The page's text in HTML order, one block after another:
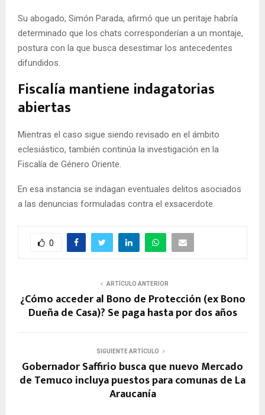
Su abogado, Simón Parada, afirmó que un peritaje habría
determinado que los chats corresponderían a un montaje,
postura con la que busca desestimar los antecedentes
difundidos.
Fiscalía mantiene indagatorias
abiertas
Mientras el caso sigue siendo revisado en el ámbito
eclesiástico, también continúa la investigación en la
Fiscalía de Género Oriente.
En esa instancia se indagan eventuales delitos asociados
a las denuncias formuladas contra el exsacerdote.
0
ARTÍCULO ANTERIOR
¿Cómo acceder al Bono de Protección (ex Bono
Dueña de Casa)? Se paga hasta por dos años
SIGUIENTE ARTÍCULO
Gobernador Saffirio busca que nuevo Mercado
de Temuco incluya puestos para comunas de La
Araucanía